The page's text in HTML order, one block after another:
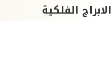
الابراج الفلكية